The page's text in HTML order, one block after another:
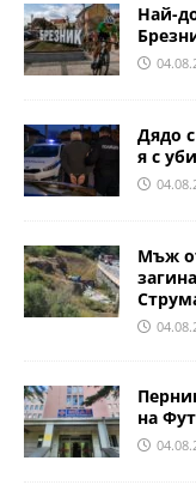
Най-
Дядо
я с
Мъж
на